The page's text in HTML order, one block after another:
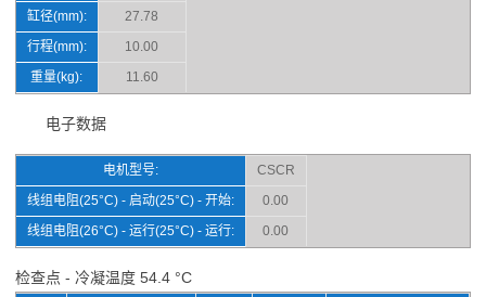
缸径(mm):
27.78
行程(mm):
10.00
重量(kg):
11.60
电子数据
电机型号:
CSCR
线组电阻(25°C) - 启动(25°C) - 开始:
0.00
线组电阻(26°C) - 运行(25°C) - 运行:
0.00
检查点 - 冷凝温度 54.4 °C